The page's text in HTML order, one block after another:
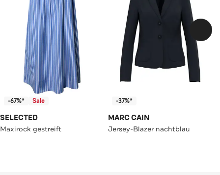
-67%* Sale
SELECTED
Maxirock gestreift
-37%*
MARC CAIN
Jersey-Blazer nachtblau